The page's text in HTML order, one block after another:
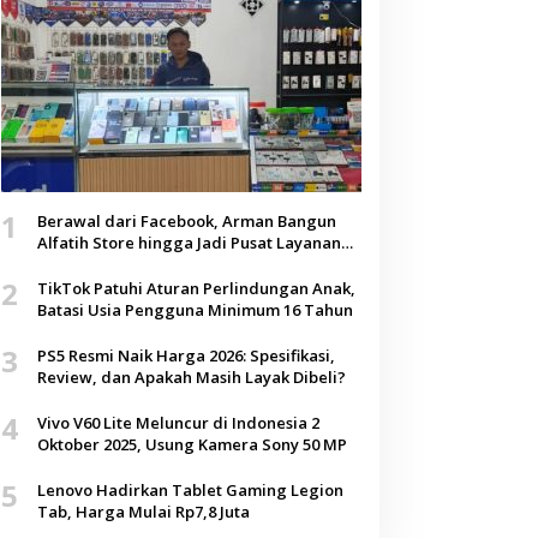
1
Berawal dari Facebook, Arman Bangun
Alfatih Store hingga Jadi Pusat Layanan
2
TikTok Patuhi Aturan Perlindungan Anak,
Batasi Usia Pengguna Minimum 16 Tahun
3
PS5 Resmi Naik Harga 2026: Spesifikasi,
Review, dan Apakah Masih Layak Dibeli?
4
Vivo V60 Lite Meluncur di Indonesia 2
Oktober 2025, Usung Kamera Sony 50 MP
5
Lenovo Hadirkan Tablet Gaming Legion
Tab, Harga Mulai Rp7,8 Juta